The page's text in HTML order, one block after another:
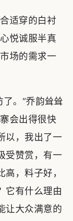
适穿的白衬
悦诚服半真
场的需求一
。”乔韵耸耸
会出得很快
以，我出了一
受赞赏，有一
，料子好，
它有什么理由
让大众满意的